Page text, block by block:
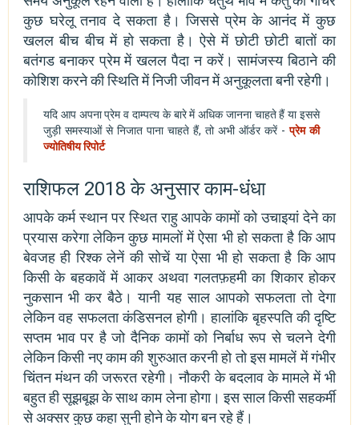
कुछ घरेलू तनाव दे सकता है। जिससे प्रेम के आनंद में कुछ
खलल बीच बीच में हो सकता है। ऐसे में छोटी छोटी बातों का
बतंगड बनाकर प्रेम में खलल पैदा न करें। सामंजस्य बिठाने की
कोशिश करने की स्थिति में निजी जीवन में अनुकूलता बनी रहेगी।
यदि आप अपना प्रेम व दाम्पत्य के बारे में अधिक जानना चाहते हैं या इससे
जुड़ी समस्याओं से निजात पाना चाहते हैं, तो अभी ऑर्डर करें -प्रेम की
ज्योतिषीय रिपोर्ट
राशिफल 2018 के अनुसार काम-धंधा
आपके कर्म स्थान पर स्थित राहु आपके कामों को उचाइयां देने का
प्रयास करेगा लेकिन कुछ मामलों में ऐसा भी हो सकता है कि आप
बेवजह ही रिश्क लेनें की सोचें या ऐसा भी हो सकता है कि आप
किसी के बहकावें में आकर अथवा गलतफ़हमी का शिकार होकर
नुकसान भी कर बैठे। यानी यह साल आपको सफलता तो देगा
लेकिन वह सफलता कंडिसनल होगी। हालांकि बृहस्पति की दृष्टि
सप्तम भाव पर है जो दैनिक कामों को निर्बाध रूप से चलने देगी
लेकिन किसी नए काम की शुरुआत करनी हो तो इस मामलें में गंभीर
चिंतन मंथन की जरूरत रहेगी। नौकरी के बदलाव के मामले में भी
बहुत ही सूझबूझ के साथ काम लेना होगा। इस साल किसी सहकर्मी
से अक्सर कुछ कहा सुनी होने के योग बन रहे हैं।